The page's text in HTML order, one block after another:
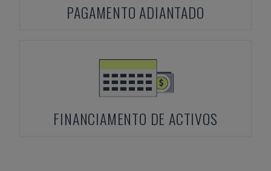
PAGAMENTO ADIANTADO
FINANCIAMENTO DE ACTIVOS